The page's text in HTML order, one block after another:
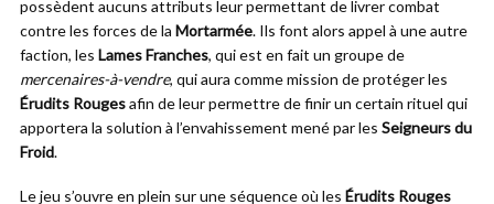
possèdent aucuns attributs leur permettant de livrer combat
contre les forces de la Mortarmée. Ils font alors appel à une autre
faction, les Lames Franches, qui est en fait un groupe de
mercenaires-à-vendre, qui aura comme mission de protéger les
Érudits Rougesafin de leur permettre de finir un certain rituel qui
apportera la solution à l’envahissement mené par les Seigneurs du
Froid.
Le jeu s’ouvre en plein sur une séquence où les Érudits Rouges